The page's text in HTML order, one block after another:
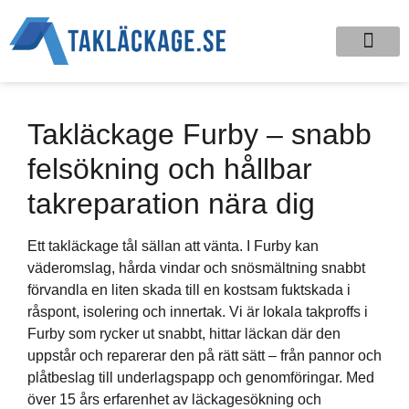
Takläckage Furby – snabb
felsökning och hållbar
takreparation nära dig
Ett takläckage tål sällan att vänta. I Furby kan
väderomslag, hårda vindar och snösmältning snabbt
förvandla en liten skada till en kostsam fuktskada i
råspont, isolering och innertak. Vi är lokala takproffs i
Furby som rycker ut snabbt, hittar läckan där den
uppstår och reparerar den på rätt sätt – från pannor och
plåtbeslag till underlagspapp och genomföringar. Med
över 15 års erfarenhet av läckagesökning och